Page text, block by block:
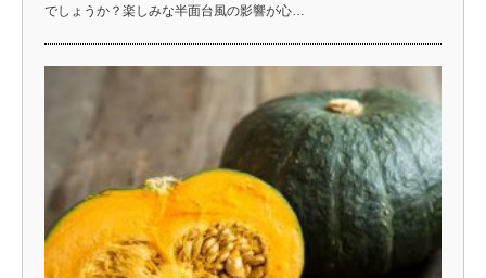
でしょうか？楽しみな半面台風の影響が心…